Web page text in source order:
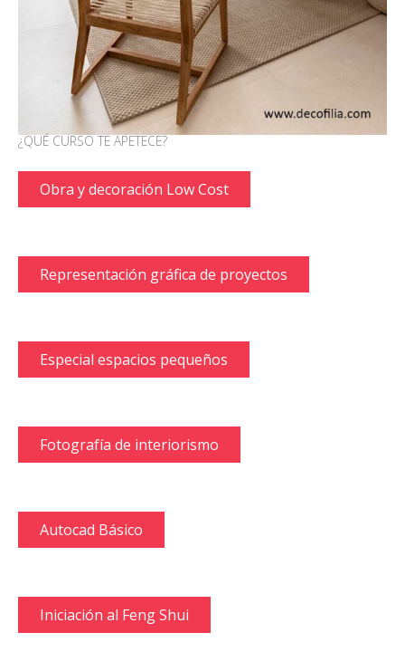
¿QUÉ CURSO TE APETECE?
Obra y decoración Low Cost
Representación gráfica de proyectos
Especial espacios pequeños
Fotografía de interiorismo
Autocad Básico
Iniciación al Feng Shui